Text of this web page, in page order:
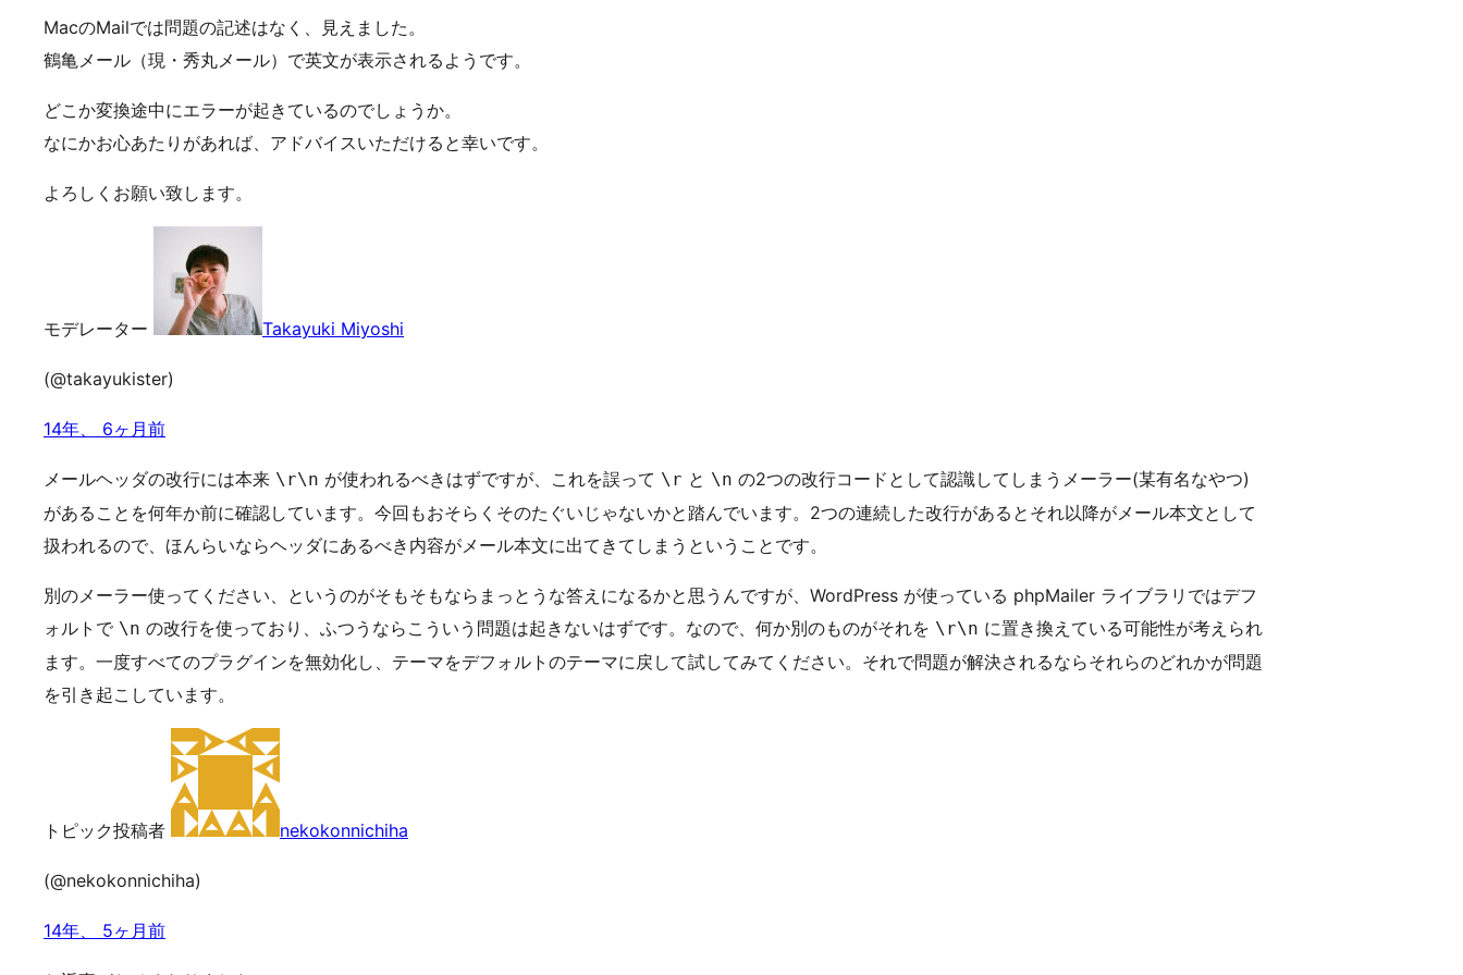
MacのMailでは問題の記述はなく、見えました。
鶴亀メール（現・秀丸メール）で英文が表示されるようです。
どこか変換途中にエラーが起きているのでしょうか。
なにかお心あたりがあれば、アドバイスいただけると幸いです。
よろしくお願い致します。
モデレーター Takayuki Miyoshi
(@takayukister)
14年、 6ヶ月前
メールヘッダの改行には本来 \r\n が使われるべきはずですが、これを誤って \r と \n の2つの改行コードとして認識してしまうメーラー(某有名なやつ)
があることを何年か前に確認しています。今回もおそらくそのたぐいじゃないかと踏んでいます。2つの連続した改行があるとそれ以降がメール本文として
扱われるので、ほんらいならヘッダにあるべき内容がメール本文に出てきてしまうということです。
別のメーラー使ってください、というのがそもそもならまっとうな答えになるかと思うんですが、WordPress が使っている phpMailer ライブラリではデフ
ォルトで \n の改行を使っており、ふつうならこういう問題は起きないはずです。なので、何か別のものがそれを \r\n に置き換えている可能性が考えられ
ます。一度すべてのプラグインを無効化し、テーマをデフォルトのテーマに戻して試してみてください。それで問題が解決されるならそれらのどれかが問題
を引き起こしています。
トピック投稿者 nekokonnichiha
(@nekokonnichiha)
14年、 5ヶ月前